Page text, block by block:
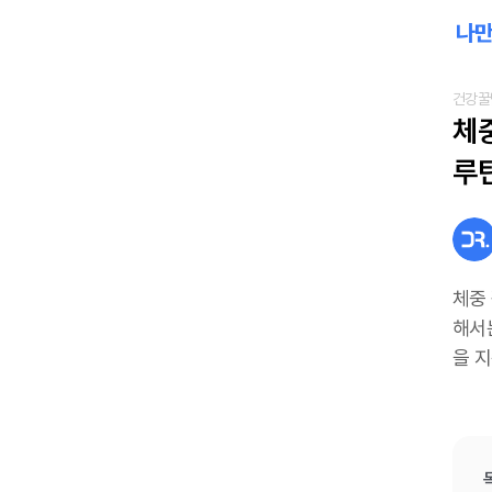
건강꿀
체
루
체중
해서
을